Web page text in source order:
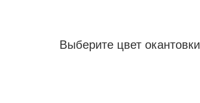
Выберите цвет окантовки